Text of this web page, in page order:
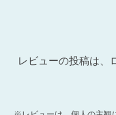
レビューの投稿は、